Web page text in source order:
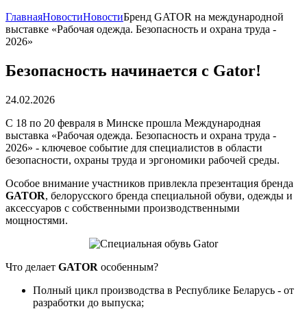
ГлавнаяНовостиНовостиБренд GATOR на международной
выставке «Рабочая одежда. Безопасность и охрана труда -
2026»
Безопасность начинается с Gator!
24.02.2026
С 18 по 20 февраля в Минске прошла Международная
выставка «Рабочая одежда. Безопасность и охрана труда -
2026» - ключевое событие для специалистов в области
безопасности, охраны труда и эргономики рабочей среды.
Особое внимание участников привлекла презентация бренда
GATOR, белорусского бренда специальной обуви, одежды и
аксессуаров с собственными производственными
мощностями.
Что делает GATOR особенным?
Полный цикл производства в Республике Беларусь - от
разработки до выпуска;